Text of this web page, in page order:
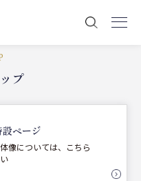
プ
ページ
像については、こちら